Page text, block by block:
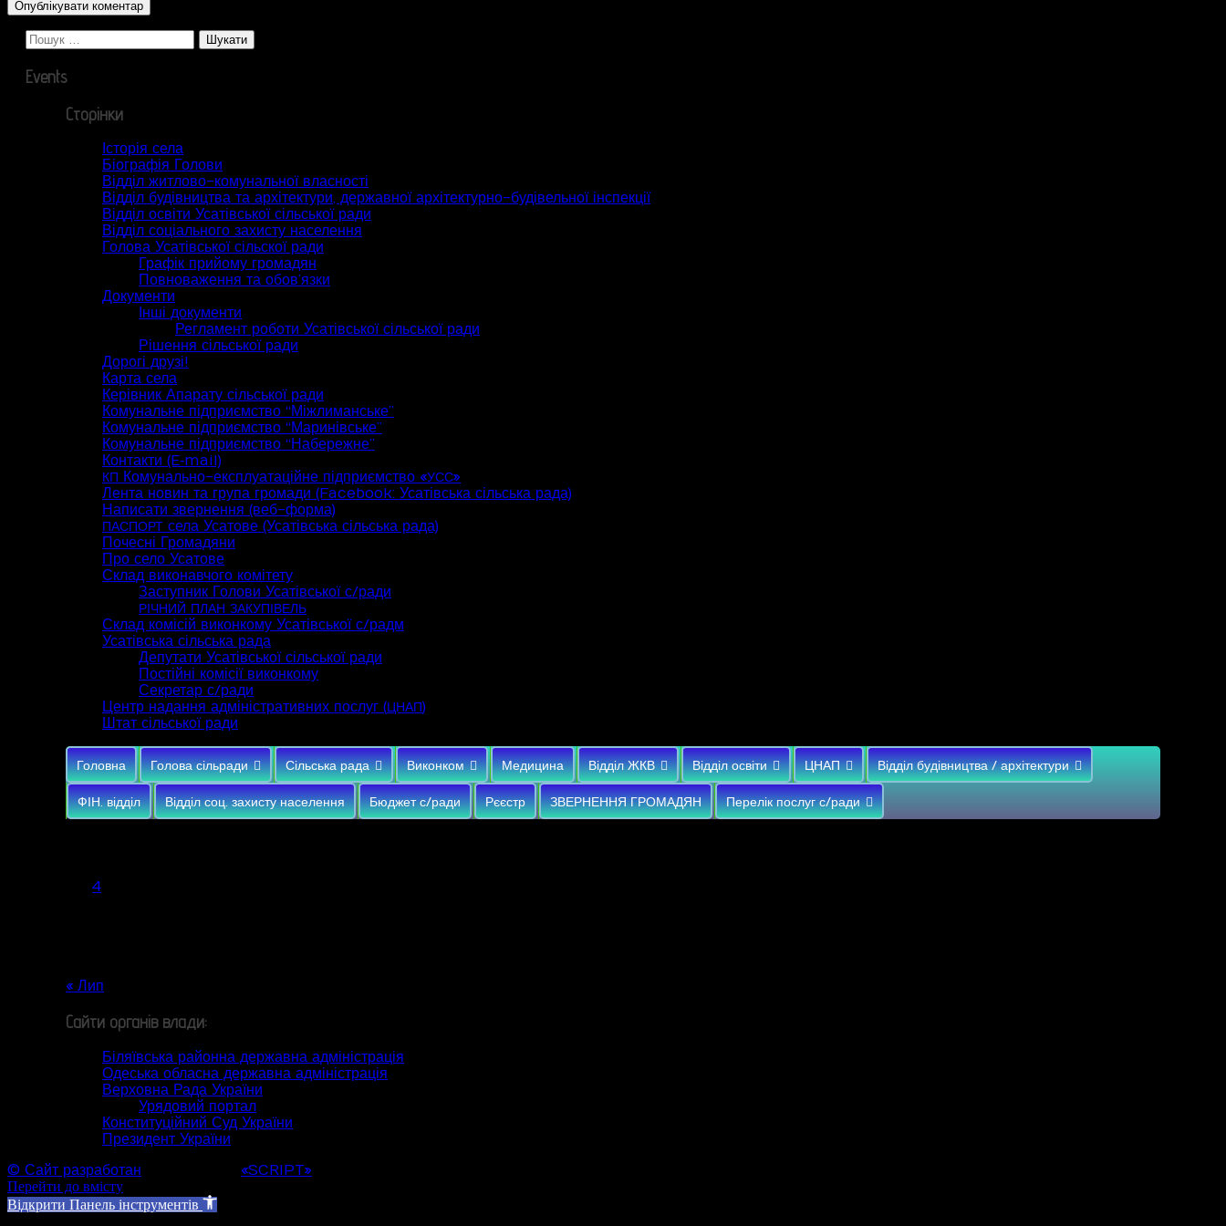
Пошук:
Events
Сторінки
Історія села
Біографія Голови
Відділ житлово-комунальної власності
Відділ будівництва та архітектури, державної архітектурно-будівельної інспекції
Відділ освіти Усатівської сільської ради
Відділ соціального захисту населення
Голова Усатівської сільскої ради
Графік прийому громадян
Повноваження та обов’язки
Документи
Інші документи
Регламент роботи Усатівської сільської ради
Рішення сільської ради
Дорогі друзі!
Карта села
Керівник Апарату сільської ради
Комунальне підприємство “Міжлиманське”
Комунальне підприємство “Маринівське”
Комунальне підприємство “Набережне”
Контакти (E‑mail)
КП Комунально-експлуатаційне підприємство «УСС»
Лента новин та група громади (Facebook: Усатівська сільська рада)
Написати звернення (веб-форма)
ПАСПОРТ села Усатове (Усатівська сільська рада)
Почесні Громадяни
Про село Усатове
Склад виконавчого комітету
Заступник Голови Усатівської с/ради
РІЧНИЙ ПЛАН ЗАКУПІВЕЛЬ
Склад комісій виконкому Усатівської с/радм
Усатівська сільська рада
Депутати Усатівської сільської ради
Постійні комісії виконкому
Секретар с/ради
Центр надання адміністративних послуг (ЦНАП)
Штат сільської ради
Головна Голова сільради Сільська рада Виконком Медицина Відділ ЖКВ Відділ освіти ЦНАП Відділ будівництва / архітектури
ФІН. відділ Відділ соц. захисту населення Бюджет с/ради Рєєстр ЗВЕРНЕННЯ ГРОМАДЯН Перелік послуг с/ради
4
« Лип
Сайти органів влади:
Біляївська районна державна адміністрація
Одеська обласна державна адміністрація
Верховна Рада України
Урядовий портал
Конституційний Суд України
Президент України
© Сайт разработан
«SCRIPT»
Перейти до вмісту
Відкрити Панель інструментів